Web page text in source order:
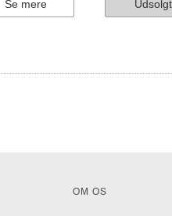
Se mere Udsolgt
OM OS